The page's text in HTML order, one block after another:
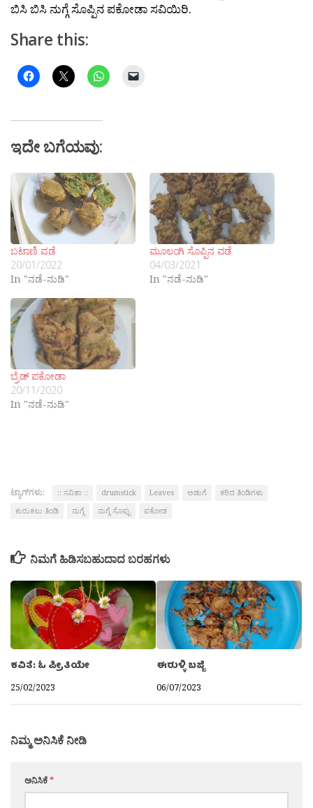
ಬಿಸಿ ಬಿಸಿ ನುಗ್ಗೆ ಸೊಪ್ಪಿನ ಪಕೋಡಾ ಸವಿಯಿರಿ.
Share this:
ಇದೇ ಬಗೆಯವು:
ಬಟಾಣಿ ವಡೆ
20/01/2022
In "ನಡೆ-ನುಡಿ"
ಮೂಲಂಗಿ ಸೊಪ್ಪಿನ ವಡೆ
04/03/2021
In "ನಡೆ-ನುಡಿ"
ಬ್ರೆಡ್ ಪಕೋಡಾ
20/11/2020
In "ನಡೆ-ನುಡಿ"
ಟ್ಯಾಗ್‌ಗಳು: :: ಸವಿತಾ :: drumstick Leaves ಅಡುಗೆ
ಕರಿದ ತಿಂಡಿಗಳು
ಕುರುಕಲು ತಿಂಡಿ
ನುಗ್ಗೆ ನುಗ್ಗೆ ಸೊಪ್ಪು ಪಕೋಡ
ನಿಮಗೆ ಹಿಡಿಸಬಹುದಾದ ಬರಹಗಳು
ಕವಿತೆ: ಓ ಪ್ರೀತಿಯೇ
25/02/2023
ಈರುಳ್ಳಿ ಬಜ್ಜಿ
06/07/2023
ನಿಮ್ಮ ಅನಿಸಿಕೆ ನೀಡಿ
ಅನಿಸಿಕೆ*